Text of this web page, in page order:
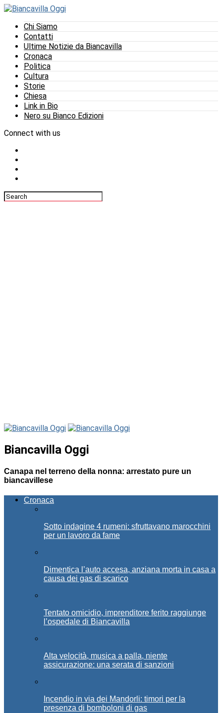
Chi Siamo
Contatti
Ultime Notizie da Biancavilla
Cronaca
Politica
Cultura
Storie
Chiesa
Link in Bio
Nero su Bianco Edizioni
Connect with us
Biancavilla Oggi
Canapa nel terreno della nonna: arrestato pure un
biancavillese
Cronaca
Sotto indagine 4 rumeni: sfruttavano marocchini
per un lavoro da fame
Dimentica l’auto accesa, anziana morta in casa a
causa dei gas di scarico
Tentato omicidio, imprenditore ferito raggiunge
l’ospedale di Biancavilla
Alta velocità, musica a palla, niente
assicurazione: una serata di sanzioni
Incendio in via dei Mandorli: timori per la
presenza di bomboloni di gas